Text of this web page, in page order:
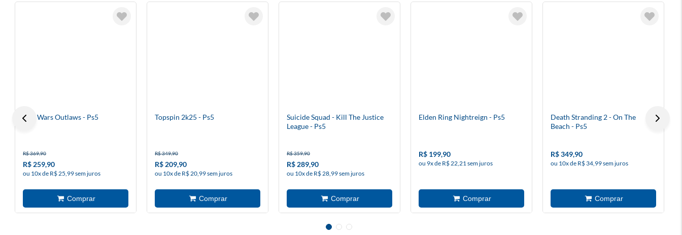
Star Wars Outlaws - Ps5
R$ 369,90
R$ 259,90
ou 10x de R$ 25,99 sem juros
Topspin 2k25 - Ps5
R$ 349,90
R$ 209,90
ou 10x de R$ 20,99 sem juros
Suicide Squad - Kill The Justice
League - Ps5
R$ 359,90
R$ 289,90
ou 10x de R$ 28,99 sem juros
Elden Ring Nightreign - Ps5
R$ 199,90
ou 9x de R$ 22,21 sem juros
Death Stranding 2 - On The
Beach - Ps5
R$ 349,90
ou 10x de R$ 34,99 sem juros